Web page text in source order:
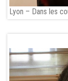
Lyon – Dans les